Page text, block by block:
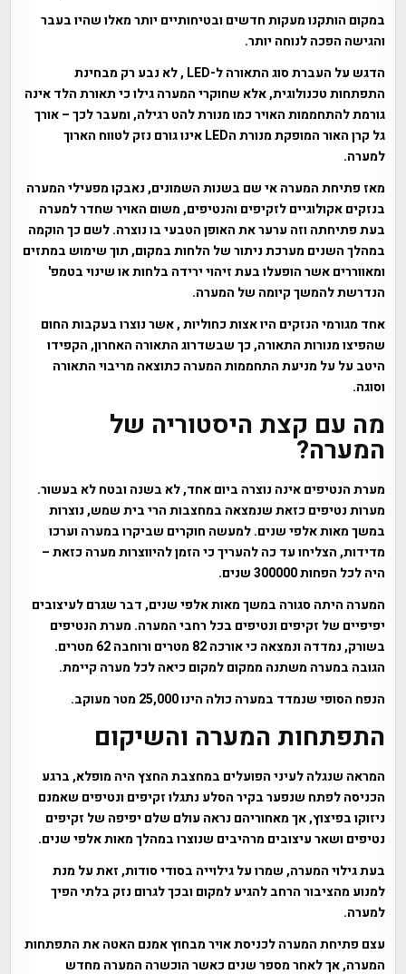
במקום הותקנו מעקות חדשים ובטיחותיים יותר מאלו שהיו בעבר
והגישה הפכה לנוחה יותר.
הדגש על העברת סוג התאורה ל-LED , לא נבע רק מבחינת
התפתחות טכנולוגית, אלא שחוקרי המערה גילו כי תאורת הלד אינה
גורמת להתחממות האויר כמו מנורת להט רגילה, ומעבר לכך – אורך
גל קרן האור המופקת מנורת הLED אינו גורם נזק לטווח הארוך
למערה.
מאז פתיחת המערה אי שם בשנות השמונים, נאבקו מפעילי המערה
בנזקים אקולוגיים לזקיפים והנטיפים, משום האויר שחדר למערה
בעת פתיחתה וזה ערער את האופן הטבעי בו נוצרה. לשם כך הוקמה
במהלך השנים מערכת ניתור של הלחות במקום, תוך שימוש במתזים
ומאווררים אשר הופעלו בעת זיהוי ירידה בלחות או שינוי בטמפ'
הנדרשת להמשך קיומה של המערה.
אחד מגורמי הנזקים היו אצות כחוליות , אשר נוצרו בעקבות החום
שהפיצו מנורות התאורה, כך שבשדרוג התאורה האחרון, הקפידו
היטב על על מניעת התחממות המערה כתוצאה מריבוי התאורה
וסוגה.
מה עם קצת היסטוריה של
המערה?
מערת הנטיפים אינה נוצרה ביום אחד, לא בשנה ובטח לא בעשור.
מערות נטיפים כזאת שנמצאה במחצבות הרי בית שמש, נוצרות
במשך מאות אלפי שנים. למעשה חוקרים שביקרו במערה וערכו
מדידות, הצליחו עד כה להעריך כי הזמן להיווצרות מערה כזאת –
היה לכל הפחות 300000 שנים.
המערה היתה סגורה במשך מאות אלפי שנים, דבר שגרם לעיצובים
יפיפיים של זקיפים ונטיפים בכל רחבי המערה. מערת הנטיפים
בשורק, נמדדה ונמצאה כי אורכה 82 מטרים ורוחבה 62 מטרים.
הגובה במערה משתנה ממקום למקום כיאה לכל מערה קיימת.
הנפח הסופי שנמדד במערה כולה הינו 25,000 מטר מעוקב.
התפתחות המערה והשיקום
המראה שנגלה לעיני הפועלים במחצבת החצץ היה מופלא, ברגע
הכניסה לפתח שנפער בקיר הסלע נתגלו זקיפים ונטיפים שאמנם
ניזוקו בפיצוץ, אך מאחוריהם נראה עולם שלם יפיפה של זקיפים
נטיפים ושאר עיצובים מרהיבים שנוצרו במהלך מאות אלפי שנים.
בעת גילוי המערה, שמרו על גילוייה בסודי סודות, זאת על מנת
למנוע מהציבור הרחב להגיע למקום ובכך לגרום נזק בלתי הפיך
למערה.
עצם פתיחת המערה לכניסת אויר מבחוץ אמנם האטה את התפתחות
המערה, אך לאחר מספר שנים כאשר הוכשרה המערה מחדש